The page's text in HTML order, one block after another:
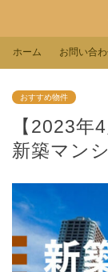
ホーム お問い合
おすすめ物件
【2023年
新築マン